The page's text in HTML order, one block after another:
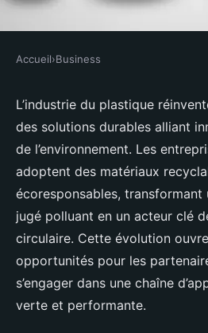
Entreprise de
durable de
Joseph•29 août 2025•3 min de
Accueil›Business
L’industrie du plastique
des solutions durables alliant
de l’environnement. Les
adoptent des matériaux
écoresponsables,
jugé polluant en un acteur clé
circulaire. Cette évolution
opportunités pour les
s’engager dans une chaîne
verte et performante.